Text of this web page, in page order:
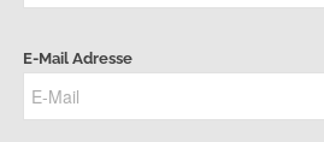
E-Mail Adresse